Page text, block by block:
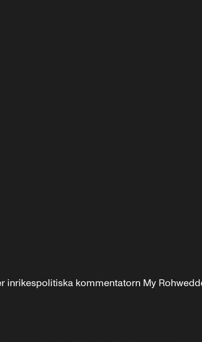
inrikespolitiska kommentatorn My